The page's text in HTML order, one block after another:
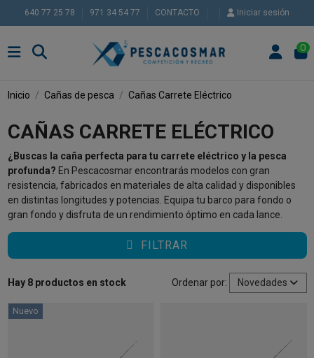
640 77 25 78 971 34 54 77 CONTACTO Iniciar sesión
0
Inicio Cañas de pesca Cañas Carrete Eléctrico
CAÑAS CARRETE ELÉCTRICO
¿Buscas la caña perfecta para tu carrete eléctrico y la pesca
profunda? En Pescacosmar encontrarás modelos con gran
resistencia, fabricados en materiales de alta calidad y disponibles
en distintas longitudes y potencias. Equipa tu barco para fondo o
gran fondo y disfruta de un rendimiento óptimo en cada lance.
FILTRAR
Hay 8 productos en stock Ordenar por: Novedades
Nuevo